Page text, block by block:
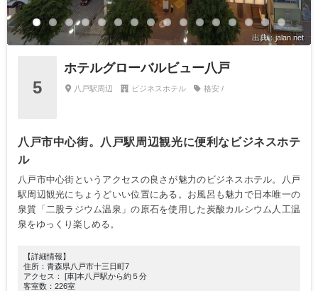
出典：jalan.net
5
ホテルグローバルビュー八戸
八戸駅周辺 ビジネスホテル 格安 /
八戸市中心街。八戸駅周辺観光に便利なビジネスホテ
ル
八戸市中心街というアクセスの良さが魅力のビジネスホテル。八戸
駅周辺観光にちょうどいい位置にある。お風呂も魅力で日本唯一の
泉質「二股ラジウム温泉」の原石を使用した炭酸カルシウム人工温
泉をゆっくり楽しめる。
【詳細情報】
住所：青森県八戸市十三日町7
アクセス： [車]本八戸駅から約５分
客室数：226室